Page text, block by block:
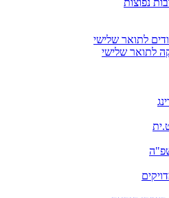
נפוצות
לתואר שלישי
לתואר שלישי